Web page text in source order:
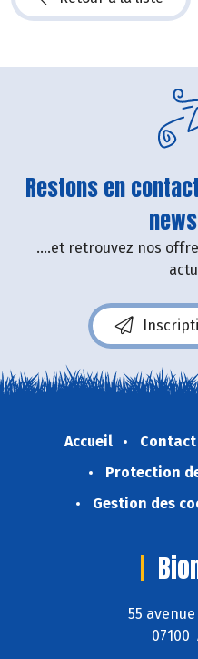
Restons en
....et retrouvez nos
Accueil Contact
Protection
Gestion des
55
07100